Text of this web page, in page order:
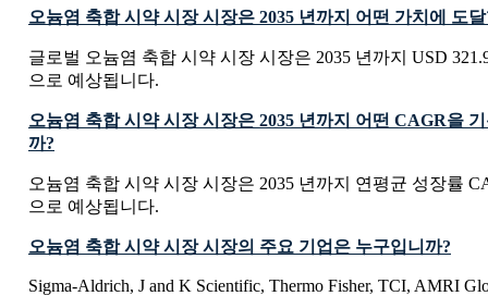
오늄염 축합 시약 시장 시장은 2035 년까지 어떤 가치에 도
글로벌 오늄염 축합 시약 시장 시장은 2035 년까지 USD
으로 예상됩니다.
오늄염 축합 시약 시장 시장은 2035 년까지 어떤 CAGR을
까?
오늄염 축합 시약 시장 시장은 2035 년까지 연평균 성장률
으로 예상됩니다.
오늄염 축합 시약 시장 시장의 주요 기업은 누구입니까?
Sigma-Aldrich, J and K Scientific, Thermo Fisher, TCI, AMRI